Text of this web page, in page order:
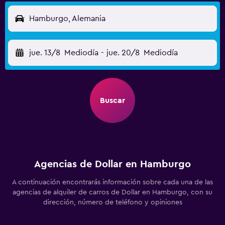
Hamburgo, Alemania
jue. 13/8 Mediodía - jue. 20/8 Mediodía
Buscar
Agencias de Dollar en Hamburgo
A continuación encontrarás información sobre cada una de las
agencias de alquiler de carros de Dollar en Hamburgo, con su
dirección, número de teléfono y opiniones